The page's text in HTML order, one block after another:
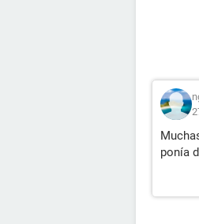
ponía